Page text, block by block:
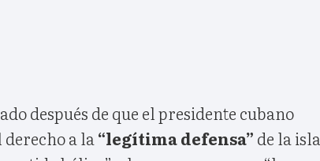
después de que el presidente cubano
a la “legítima defensa” de la isla